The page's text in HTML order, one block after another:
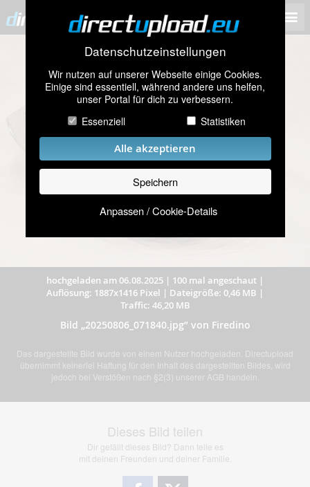
Datenschutzeinstellungen
Wir nutzen auf unserer Webseite einige Cookies.
Einige sind essentiell, während andere uns helfen,
unser Portal für dich zu verbessern.
Essenziell
Statistiken
Alle akzeptieren
Speichern
Anpassen / Cookie-Details
hochgeladen am 06.08.2025 | 100 mal angeschaut |
Auflösung: 1887x1416 Pixel | Dateigröße: 0,46 MB |
Traffic: 46,20 MB
Bild „20250806_071840.jpg” von Firedino
Das dargestellte Bild wurde von einem Nutzer hochgeladen. Directupload
übernimmt keinerlei Haftung für den Inhalt des dargestellten Bildes, wird
jedoch bei Verstößen nach §2(3) unserer AGB handeln.
Dieses Bild teilen
Dir gefällt dieses Bild? Dann teile es
mit deinen Freunden und deiner Familie.